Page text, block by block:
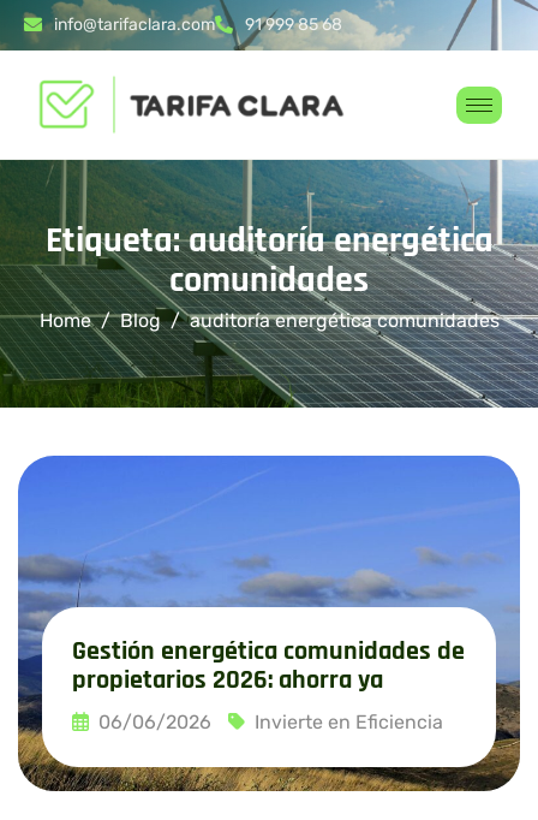
info@tarifaclara.com 91 999 85 68
Etiqueta: auditoría energética
comunidades
Home Blog auditoría energética comunidades
Gestión energética comunidades de
propietarios 2026: ahorra ya
06/06/2026 Invierte en Eficiencia
Leer más